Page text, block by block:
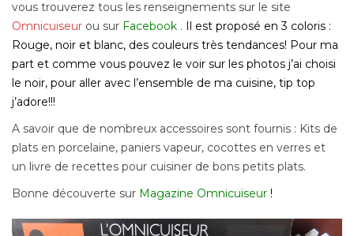
vous trouverez tous les renseignements sur le site
Omnicuiseur ou sur Facebook . Il est proposé en 3 coloris :
Rouge, noir et blanc, des couleurs très tendances! Pour ma
part et comme vous pouvez le voir sur les photos j’ai choisi
le noir, pour aller avec l’ensemble de ma cuisine, tip top
j’adore!!!
A savoir que de nombreux accessoires sont fournis : Kits de
plats en porcelaine, paniers vapeur, cocottes en verres et
un livre de recettes pour cuisiner de bons petits plats.
Bonne découverte sur Magazine Omnicuiseur !